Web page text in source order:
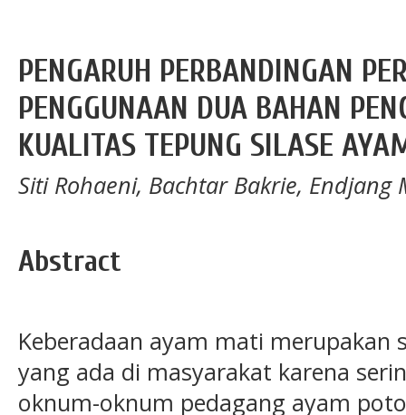
PENGARUH PERBANDINGAN
PENGGUNAAN DUA BAHAN
KUALITAS TEPUNG SILASE
Siti Rohaeni, Bachtar Bakrie, Endjang
Abstract
Keberadaan ayam mati merupakan
yang ada di masyarakat karena
oknum-oknum pedagang ayam